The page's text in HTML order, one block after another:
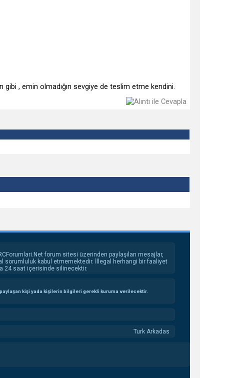
, emin olmadığın sevgiye de teslim etme kendini.
forum sitesi üzerinden paylaşılan mesajlar,
sorumluluk kabul etmemektedir. İllegal herhangi bir faaliyet
24 saat içerisinde silinecektir.
kişi yada kişilerin bilgileri gerekli kuruma verilecektir.
Turk Arkadas